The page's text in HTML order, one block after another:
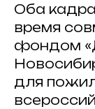
Оба
время
фондом
для